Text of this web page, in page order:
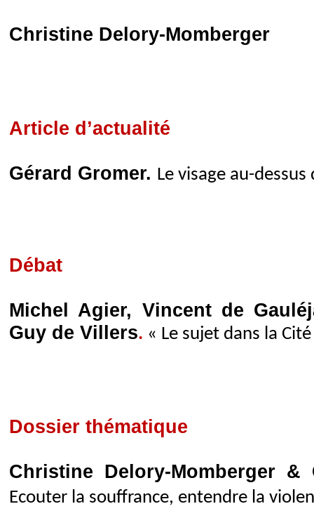
Christine Delory-Momberger
Article d’actualité
Gérard Gromer. Le visage au-dessus
Débat
Michel Agier, Vincent de
Guy de Villers. « Le sujet dans la
Dossier thématique
Christine Delory-Momberger
Ecouter la souffrance, entendre la